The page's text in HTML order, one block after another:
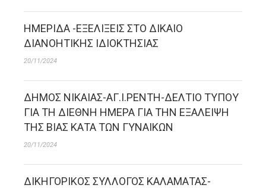
ΗΜΕΡΙΔΑ -ΕΞΕΛΙΞΕΙΣ ΣΤΟ ΔΙΚΑΙΟ
ΔΙΑΝΟΗΤΙΚΗΣ ΙΔΙΟΚΤΗΣΙΑΣ
20/11/2024
ΔΗΜΟΣ ΝΙΚΑΙΑΣ-ΑΓ.Ι.ΡΕΝΤΗ-ΔΕΛΤΙΟ ΤΥΠΟΥ
ΓΙΑ ΤΗ ΔΙΕΘΝΗ ΗΜΕΡΑ ΓΙΑ ΤΗΝ ΕΞΑΛΕΙΨΗ
ΤΗΣ ΒΙΑΣ ΚΑΤΑ ΤΩΝ ΓΥΝΑΙΚΩΝ
20/11/2024
ΔΙΚΗΓΟΡΙΚΟΣ ΣΥΛΛΟΓΟΣ ΚΑΛΑΜΑΤΑΣ-